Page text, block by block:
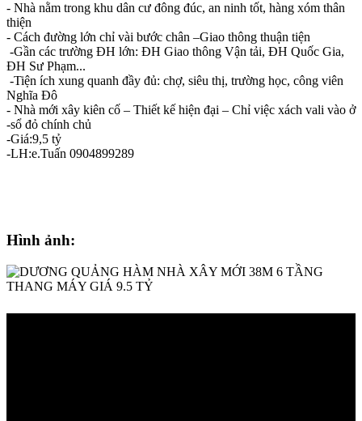
- Nhà nằm trong khu dân cư đông đúc, an ninh tốt, hàng xóm thân
thiện
- Cách đường lớn chỉ vài bước chân –Giao thông thuận tiện
-Gần các trường ĐH lớn: ĐH Giao thông Vận tải, ĐH Quốc Gia,
ĐH Sư Phạm...
-Tiện ích xung quanh đầy đủ: chợ, siêu thị, trường học, công viên
Nghĩa Đô
- Nhà mới xây kiên cố – Thiết kế hiện đại – Chỉ việc xách vali vào ở
-sổ đỏ chính chủ
-Giá:9,5 tỷ
-LH:e.Tuấn 0904899289
Hình ảnh: